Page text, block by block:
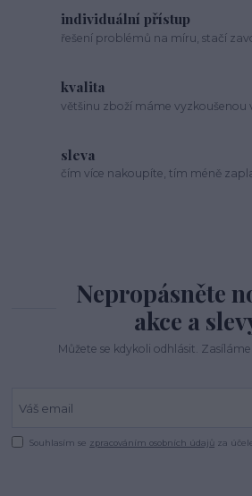
individuální přístup
řešení problémů na míru, stačí
kvalita
většinu zboží máme vyzkoušenou
sleva
čím více nakoupíte, tím méně
Nepropásněte
akce a
Můžete se kdykoli odhlásit.
Souhlasím se zpracováním osobních údajů za